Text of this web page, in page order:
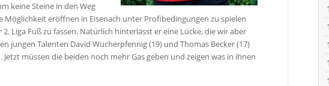
keine Steine in den Weg
Möglichkeit eröffnen in Eisenach unter Profibedingungen zu spielen
Liga Fuß zu fassen. Natürlich hinterlässt er eine Lücke, die wir aber
jungen Talenten David Wucherpfennig (19) und Thomas Becker (17)
müssen die beiden noch mehr Gas geben und zeigen was in ihnen